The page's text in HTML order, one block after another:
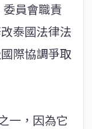
員會職責
泰國法律法
際協調爭取
一，因為它